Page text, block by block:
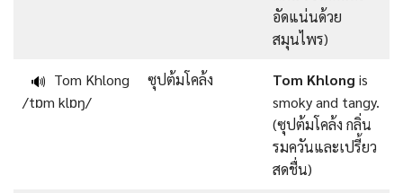
อัดแน่นด้วย
สมุนไพร)
🔊 Tom Khlong
/tɒm klɒŋ/
ซุปต้มโคล้ง Tom Khlong is
smoky and tangy.
(ซุปต้มโคล้ง กลิ่น
รมควันและเปรี้ยว
สดชื่น)